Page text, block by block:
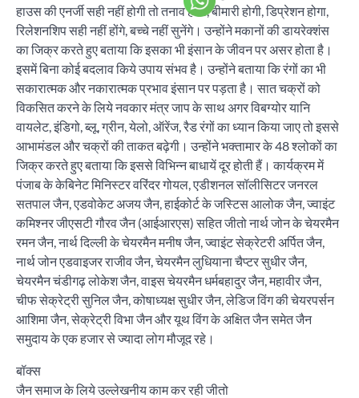
हाउस की एनर्जी सही नहीं होगी तो तनाव होगा, बीमारी होगी, डिप्रेशन होगा,
रिलेशनशिप सही नहीं होंगे, बच्चे नहीं सुनेंगे। उन्होंने मकानों की डायरेक्शंस
का जिक्र करते हुए बताया कि इसका भी इंसान के जीवन पर असर होता है।
इसमें बिना कोई बदलाव किये उपाय संभव है। उन्होंने बताया कि रंगों का भी
सकारात्मक और नकारात्मक प्रभाव इंसान पर पड़ता है। सात चक्रों को
विकसित करने के लिये नवकार मंत्र जाप के साथ अगर विबग्योर यानि
वायलेट, इंडिगो, ब्लू, ग्रीन, येलो, ऑरेंज, रैड रंगों का ध्यान किया जाए तो इससे
आभामंडल और चक्रों की ताकत बढ़ेगी। उन्होंने भक्तामार के 48 श्लोकों का
जिक्र करते हुए बताया कि इससे विभिन्न बाधायें दूर होती हैं। कार्यक्रम में
पंजाब के केबिनेट मिनिस्टर वरिंदर गोयल, एडीशनल सॉलीसिटर जनरल
सतपाल जैन, एडवोकेट अजय जैन, हाईकोर्ट के जस्टिस आलोक जैन, ज्वाइंट
कमिश्नर जीएसटी गौरव जैन (आईआरएस) सहित जीतो नार्थ जोन के चेयरमैन
रमन जैन, नार्थ दिल्ली के चेयरमैन मनीष जैन, ज्वाइंट सेक्रेटरी अर्पित जैन,
नार्थ जोन एडवाइजर राजीव जैन, चेयरमैन लुधियाना चैप्टर सुधीर जैन,
चेयरमैन चंडीगढ़ लोकेश जैन, वाइस चेयरमैन धर्मबहादुर जैन, महावीर जैन,
चीफ सेक्रेट्री सुनिल जैन, कोषाध्यक्ष सुधीर जैन, लेडिज विंग की चेयरपर्सन
आशिमा जैन, सेक्रेट्री विभा जैन और यूथ विंग के अक्षित जैन समेत जैन
समुदाय के एक हजार से ज्यादा लोग मौजूद रहे।
बॉक्स
जैन समाज के लिये उल्लेखनीय काम कर रही जीतो